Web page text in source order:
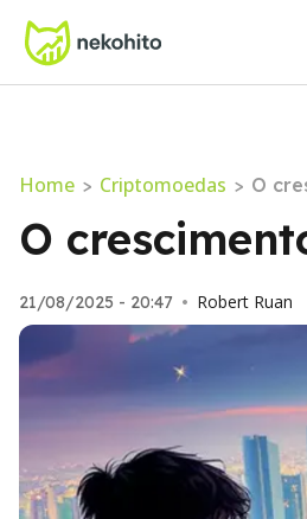
Home > Criptomoedas > O
O
21/08/2025 - 20:47 • Robert Ruan